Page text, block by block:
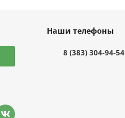
Наши телефоны
8 (383) 304-94-54